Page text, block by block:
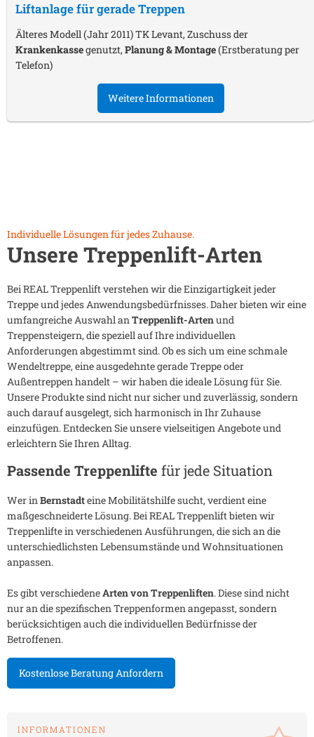
Liftanlage für gerade Treppen
Älteres Modell (Jahr 2011) TK Levant, Zuschuss der
Krankenkassegenutzt,Planung & Montage(Erstberatung per
Telefon)
Weitere Informationen
Individuelle Lösungen für jedes Zuhause.
Unsere Treppenlift-Arten
Bei REAL Treppenlift verstehen wir die Einzigartigkeit jeder
Treppe und jedes Anwendungsbedürfnisses. Daher bieten wir eine
umfangreiche Auswahl anTreppenlift-Artenund
Treppensteigern, die speziell auf Ihre individuellen
Anforderungen abgestimmt sind. Ob es sich um eine schmale
Wendeltreppe, eine ausgedehnte gerade Treppe oder
Außentreppen handelt – wir haben die ideale Lösung für Sie.
Unsere Produkte sind nicht nur sicher und zuverlässig, sondern
auch darauf ausgelegt, sich harmonisch in Ihr Zuhause
einzufügen. Entdecken Sie unsere vielseitigen Angebote und
erleichtern Sie Ihren Alltag.
Passende Treppenlifte für jede Situation
Wer inBernstadteine Mobilitätshilfe sucht, verdient eine
maßgeschneiderte Lösung. Bei REAL Treppenlift bieten wir
Treppenlifte in verschiedenen Ausführungen, die sich an die
unterschiedlichsten Lebensumstände und Wohnsituationen
anpassen.
Es gibt verschiedeneArten von Treppenliften. Diese sind nicht
nur an die spezifischen Treppenformen angepasst, sondern
berücksichtigen auch die individuellen Bedürfnisse der
Betroffenen.
Kostenlose Beratung Anfordern
INFORMATIONEN